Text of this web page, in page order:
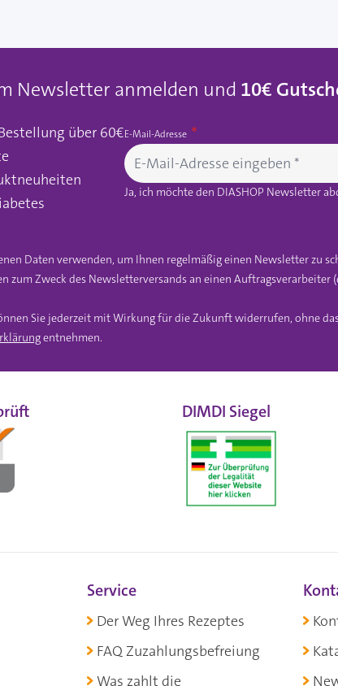
Newsletter anmelden und 10€
über 60€E-Mail-Adresse
Ja, ich möchte den DIASHOP Newsletter
Daten verwenden, um Ihnen regelmäßig einen Newsletter zu
zum Zweck des Newsletterversands an einen
Sie jederzeit mit Wirkung für die Zukunft widerrufen, ohne
entnehmen.
DIMDI Siegel
Service
Der Weg Ihres Rezeptes
FAQ Zuzahlungsbefreiung
Was zahlt die